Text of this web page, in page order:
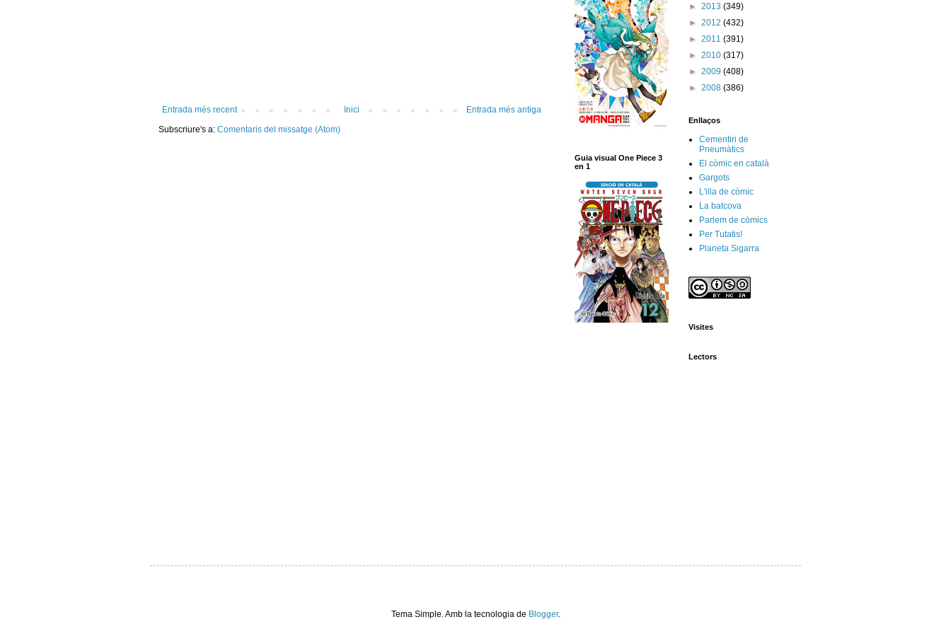
Entrada més recent Entrada més antiga
Inici
Subscriure's a: Comentaris del missatge (Atom)
Guia visual One Piece 3
en 1
► 2013 (349)
► 2012 (432)
► 2011 (391)
► 2010 (317)
► 2009 (408)
► 2008 (386)
Enllaços
Cementiri de
Pneumàtics
El còmic en català
Gargots
L'illa de còmic
La batcova
Parlem de còmics
Per Tutatis!
Planeta Sigarra
Visites
Lectors
Tema Simple. Amb la tecnologia de Blogger.